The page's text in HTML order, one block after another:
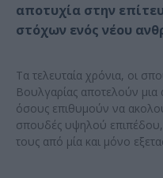
αποτυχία στην
στόχων ενός νέου
Τα τελευταία χρόνια, οι
Βουλγαρίας αποτελούν μια
όσους επιθυμούν να
σπουδές υψηλού
τους από μία και μόνο